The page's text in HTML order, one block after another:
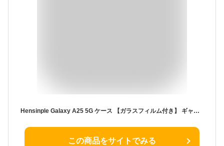
Hensinple Galaxy A25 5G ケース 【ガラスフィルム付き】 ギャラクシーa25 カバー 半透明 耐衝撃 黄ばみなし 滑り止め 指紋防止 マグネット搭載 マグセーフ対応 ストラップホール付き MagSafe対応 Samsung Galaxy A25 5G （SC-53F/SCG33） スマホケース 6.7インチ用 ブラック
この商品をサイトでみる